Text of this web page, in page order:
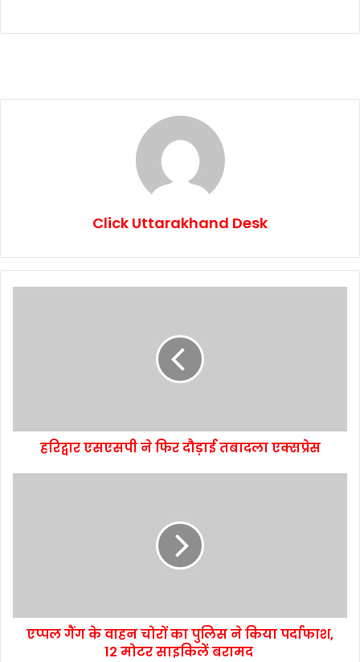
Click Uttarakhand Desk
हरिद्वार एसएसपी ने फिर दौड़ाई तबादला एक्सप्रेस
एप्पल गैंग के वाहन चोरों का पुलिस ने किया पर्दाफाश,
12 मोटर साइकिलें बरामद